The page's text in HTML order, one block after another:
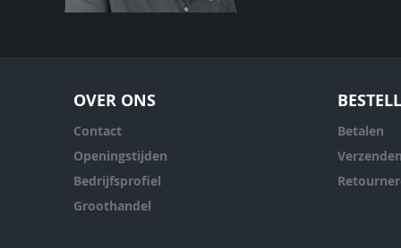
OVER ONS
Contact
Openingstijden
Bedrijfsprofiel
Groothandel
Betalen
Verzenden